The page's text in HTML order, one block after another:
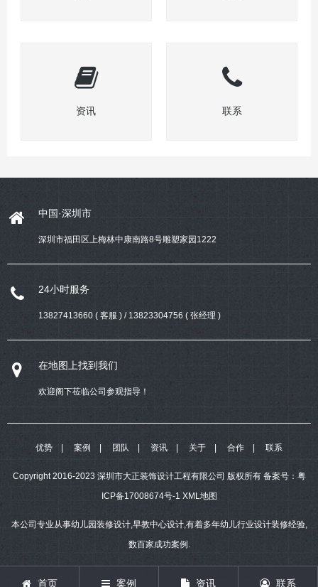
资讯 联系
中国·深圳市
深圳市福田区上梅林中康南路8号雕塑家园1222
24小时服务
13827413660 ( 客服 ) / 13823304756 ( 张经理 )
在地图上找到我们
欢迎阁下莅临公司参观指导！
优势 案例 团队 资讯 关于 合作 联系
Copyright 2016-2023 深圳市大正装饰设计工程有限公司 版权所有 备案号： 粤
ICP备17008674号-1 XML地图
本公司专业从事幼儿园装修设计,早教中心设计,有着多年幼儿行业设计装修经验,
数百家成功案例.
首页 案例 资讯 联系